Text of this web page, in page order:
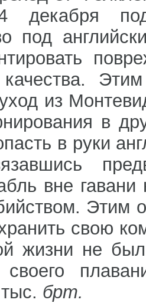
декабря
под
из
в
в руки
вне
Этим
свою
жизни не
брт.